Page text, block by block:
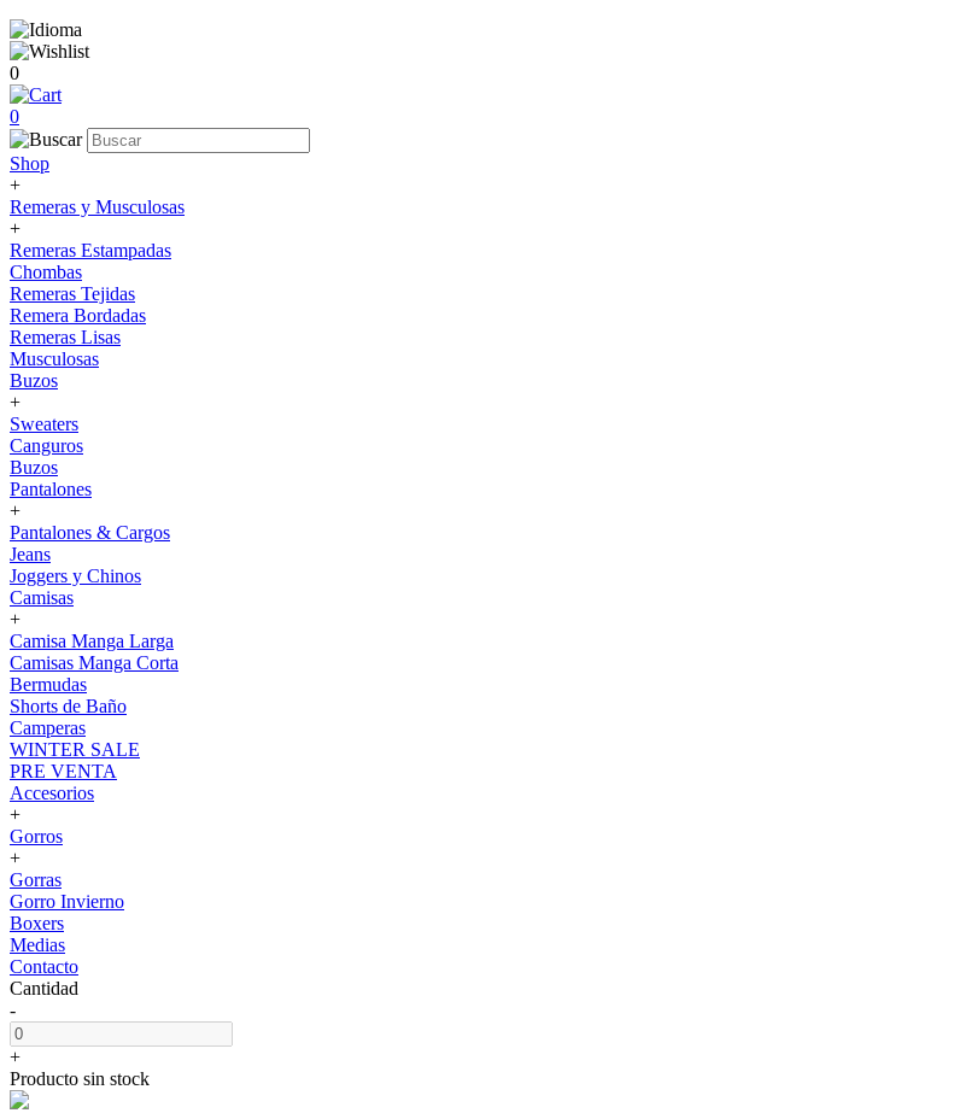
0
0
Shop
+
Remeras y Musculosas
+
Remeras Estampadas
Chombas
Remeras Tejidas
Remera Bordadas
Remeras Lisas
Musculosas
Buzos
+
Sweaters
Canguros
Buzos
Pantalones
+
Pantalones & Cargos
Jeans
Joggers y Chinos
Camisas
+
Camisa Manga Larga
Camisas Manga Corta
Bermudas
Shorts de Baño
Camperas
WINTER SALE
PRE VENTA
Accesorios
+
Gorros
+
Gorras
Gorro Invierno
Boxers
Medias
Contacto
Cantidad
-
+
Producto sin stock